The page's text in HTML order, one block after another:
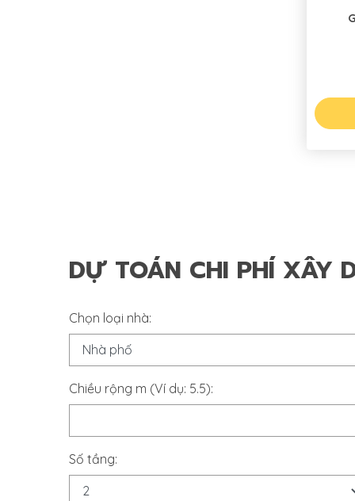
G-
DỰ TOÁN CHI PHÍ XÂY
Chọn loại nhà:
Chiều rộng m (Ví dụ: 5.5):
Số tầng: